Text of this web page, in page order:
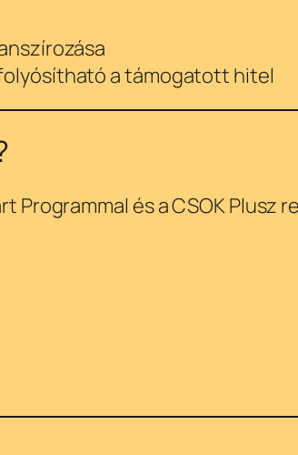
a támogatott hitel
Programmal és a CSOK